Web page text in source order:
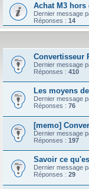
Achat M3
Dernier message
Réponses : 14
Convertisseur
Dernier message
Réponses : 410
Les moyens
Dernier message
Réponses : 76
[memo]
Dernier message
Réponses : 197
Savoir ce
Dernier message
Réponses : 29